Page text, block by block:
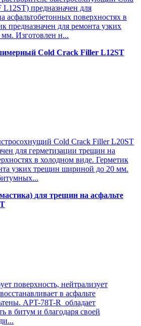
предназначен для
асфальтобетонных поверхностях в
предназначен для ремонта узких
Изготовлен н...
Cold Crack Filler L12SТ
Cold Crack Filler L20SТ
для герметизации трещин на
в холодном виде. Герметик
узких трещин шириной до 20 мм.
для трещин на асфальте
поверхность, нейтрализует
в асфальте
APT-78T-R обладает
в битум и благодаря своей